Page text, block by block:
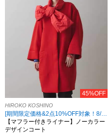
45%OFF
HIROKO KOSHINO
[期間限定価格&2点10%OFF対象！8/17 8:59まで アウトレット限定]
【マフラー付きライナー】ノーカラー
デザインコート